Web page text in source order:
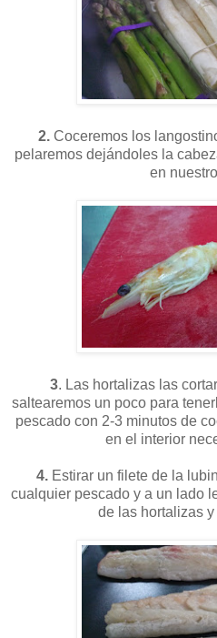
2. Coceremos los
pelaremos dejándoles la
en
3. Las hortalizas las
saltearemos un poco para
pescado con 2-3 minutos de
en el interior
4. Estirar un filete de la
cualquier pescado y a un lado
de las hortalizas